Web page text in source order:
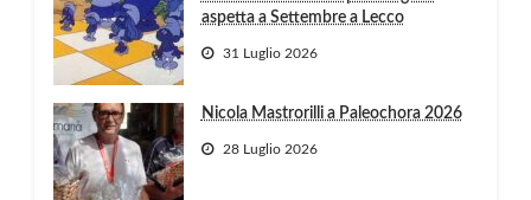
aspetta a Settembre a Lecco
31 Luglio 2026
Nicola Mastrorilli a Paleochora 2026
28 Luglio 2026